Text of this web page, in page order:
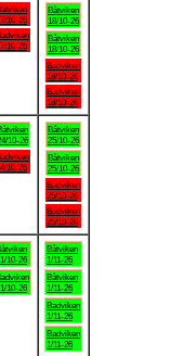
10-26
10-26
Båtviken
18/10-26
Båtviken
18/10-26
Badviken
18/10-26
Badviken
18/10-26
10-26
10-26
Båtviken
25/10-26
Båtviken
25/10-26
Badviken
25/10-26
Badviken
25/10-26
10-26
10-26
Båtviken
1/11-26
Båtviken
1/11-26
Badviken
1/11-26
Badviken
1/11-26